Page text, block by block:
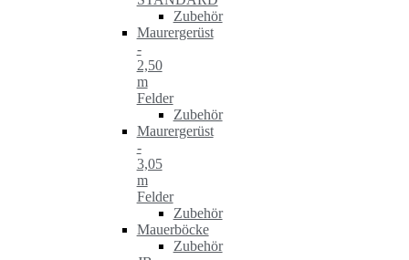
Zubehör
Maurergerüst
-
2,50
m
Felder
Zubehör
Maurergerüst
-
3,05
m
Felder
Zubehör
Mauerböcke
Zubehör